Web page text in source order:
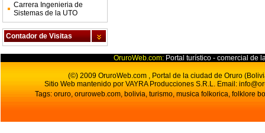
Carrera Ingenieria de
Sistemas de la UTO
Contador de Visitas
OruroWeb.com: Portal turístico - comercial de
(©) 2009 OruroWeb.com , Portal de la ciudad de Oruro
Sitio Web mantenido por VAYRA Producciones S.R.L. Email:
Tags: oruro, oruroweb.com, bolivia, turismo, musica folkorica, folklore